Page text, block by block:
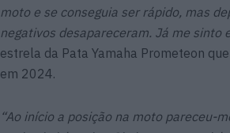
moto e se conseguia ser rápido, mas
negativos desapareceram. Já me sinto
estrela da Pata Yamaha Prometeon
em 2024.
“Ao início a posição na moto pareceu-